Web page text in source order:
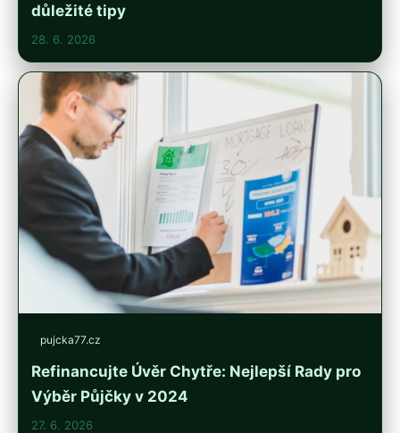
důležité tipy
28. 6. 2026
pujcka77.cz
Refinancujte Úvěr Chytře: Nejlepší Rady pro
Výběr Půjčky v 2024
27. 6. 2026